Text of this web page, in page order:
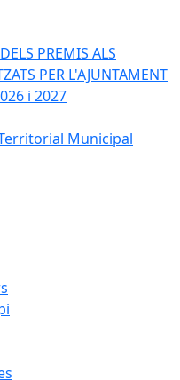
PREMIS ALS
PER L'AJUNTAMENT
i 2027
Municipal